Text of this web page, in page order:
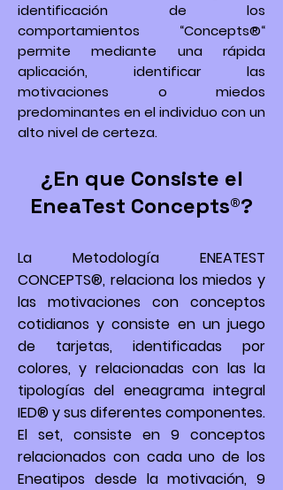
identificación de los
comportamientos “Concepts®“
permite mediante una rápida
aplicación, identificar las
motivaciones o miedos
predominantes en el individuo con un
alto nivel de certeza.
¿En que Consiste el
EneaTest Concepts®?
La Metodología ENEATEST
CONCEPTS®, relaciona los miedos y
las motivaciones con conceptos
cotidianos y consiste en un juego
de tarjetas, identificadas por
colores, y relacionadas con las la
tipologías del eneagrama integral
IED® y sus diferentes componentes.
El set, consiste en 9 conceptos
relacionados con cada uno de los
Eneatipos desde la motivación, 9